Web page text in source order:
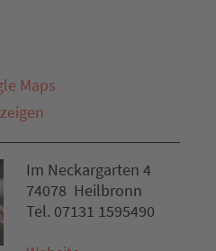
Maps
Im Neckargarten 4
74078 Heilbronn
Tel. 07131 1595490